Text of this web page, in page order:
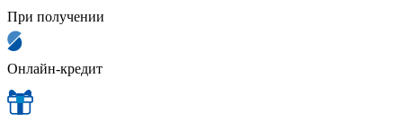
При получении
Онлайн-кредит